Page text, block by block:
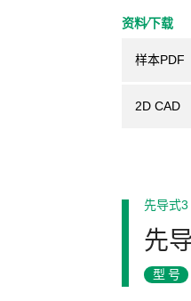
资料⁄下载
样本PDF
2D CAD
先导式
先
型号